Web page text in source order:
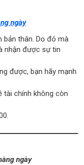
ngày
bản thân. Do đó mà
nhận được sự tin
được, bạn hãy mạnh
tài chính không còn
ngày